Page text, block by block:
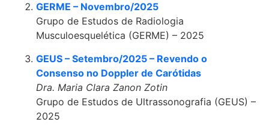
GERME – Novembro/2025
Grupo de Estudos de Radiologia
Musculoesquelética (GERME) – 2025
GEUS – Setembro/2025 – Revendo o
Consenso no Doppler de Carótidas
Dra. Maria Clara Zanon Zotin
Grupo de Estudos de Ultrassonografia (GEUS) –
2025